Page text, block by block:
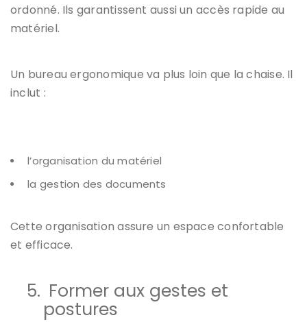
ordonné. Ils garantissent aussi un accès rapide au
matériel.
Un bureau ergonomique va plus loin que la chaise. Il
inclut :
l’organisation du matériel
la gestion des documents
Cette organisation assure un espace confortable
et efficace.
5. Former aux gestes et
postures